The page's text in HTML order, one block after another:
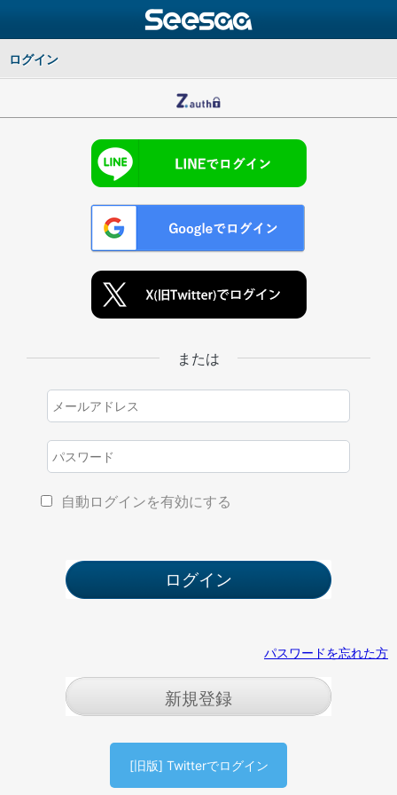
ログイン
または
自動ログインを有効にする
パスワードを忘れた方
新規登録
[旧版] Twitterでログイン